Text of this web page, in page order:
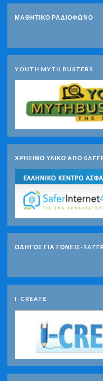
ΜΑΘΗΤΙΚΟ ΡΑΔΙΟΦΩΝΟ
YOUTH MYTH BUSTERS
ΧΡΗΣΙΜΟ ΥΛΙΚΟ ΑΠΟ
ΟΔΗΓΟΣ ΓΙΑ ΓΟΝΕΙΣ-
I-CREATE